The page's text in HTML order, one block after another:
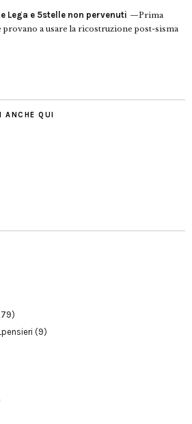
Lega e 5stelle non pervenuti
Prima
provano a usare la ricostruzione post-sisma
QUI
(9)